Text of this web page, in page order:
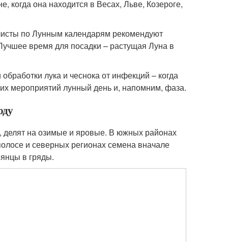
когда она находится в Весах, Льве, Козероге,
по Лунным календарям рекомендуют
время для посадки – растущая Луна в
лука и чеснока от инфекций – когда
мероприятий лунный день и, напомним, фаза.
делят на озимые и яровые. В южных районах
и северных регионах семена вначале
в гряды.